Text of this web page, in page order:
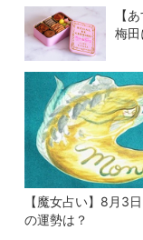
【
梅
【魔女占い】8月3
の運勢は？